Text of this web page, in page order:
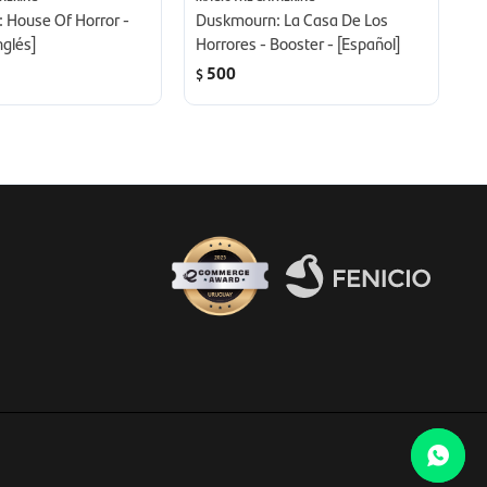
House Of Horror -
Duskmourn: La Casa De Los
Horrores - Booster - [Español]
$ 500
Fenicio eCommerce Uruguay